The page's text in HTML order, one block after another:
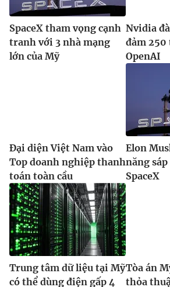
Ðiện thoại Thời báo VTV:024.66 897 897
Email:
toasoan@vtv.vn
Liên hệ quảng cáo:024-7300.7108
® Cấm sao chép dưới mọi hình thức nếu
thuận bằng văn bản. Ghi rõ nguồn VTV.vn
thông tin từ website này.
SpaceX tham vọng cạnh
tranh với 3 nhà mạng
lớn của Mỹ
Nvidia
đảm 250
OpenAI
Đại diện Việt Nam vào
Top doanh nghiệp thanh
toán toàn cầu
Elon
năng sáp
SpaceX
Trung tâm dữ liệu tại Mỹ
có thể dùng điện gấp 4
Tòa án
thỏa